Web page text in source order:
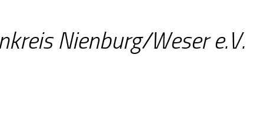
Nienburg/Weser e.V.